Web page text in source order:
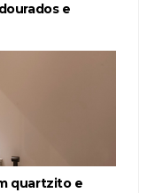
e
quartzito e